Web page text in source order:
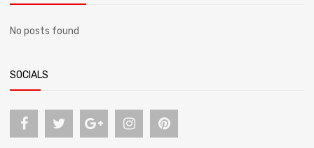
No posts found
SOCIALS